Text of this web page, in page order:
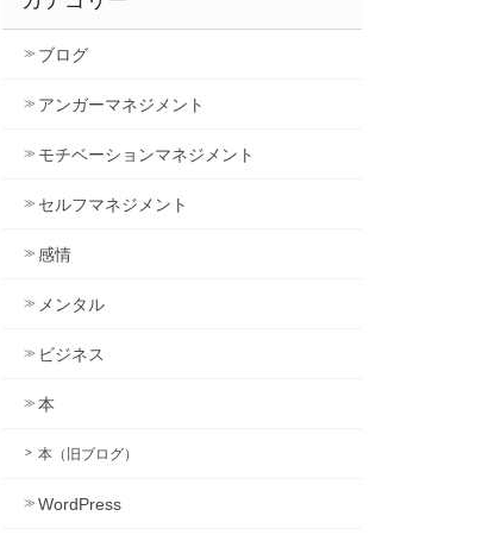
ブログ
アンガーマネジメント
モチベーションマネジメント
セルフマネジメント
感情
メンタル
ビジネス
本
本（旧ブログ）
WordPress